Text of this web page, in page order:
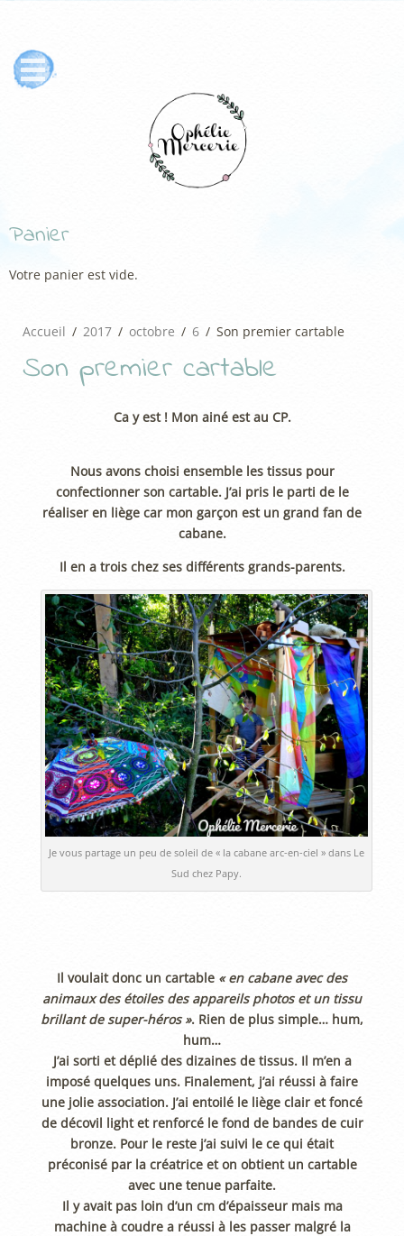
Panier
Votre panier est vide.
Accueil 2017 octobre 6 Son premier cartable
Son premier cartable
Ca y est ! Mon ainé est au CP.
Nous avons choisi ensemble les tissus pour
confectionner son cartable. J’ai pris le parti de le
réaliser en liège car mon garçon est un grand fan de
cabane.
Il en a trois chez ses différents grands-parents.
Je vous partage un peu de soleil de « la cabane arc-en-ciel » dans Le
Sud chez Papy.
Il voulait donc un cartable « en cabane avec des
animaux des étoiles des appareils photos et un tissu
brillant de super-héros ». Rien de plus simple… hum,
hum…
J’ai sorti et déplié des dizaines de tissus. Il m’en a
imposé quelques uns. Finalement, j’ai réussi à faire
une jolie association. J’ai entoilé le liège clair et foncé
de décovil light et renforcé le fond de bandes de cuir
bronze. Pour le reste j’ai suivi le ce qui était
préconisé par la créatrice et on obtient un cartable
avec une tenue parfaite.
Il y avait pas loin d’un cm d’épaisseur mais ma
machine à coudre a réussi à les passer malgré la